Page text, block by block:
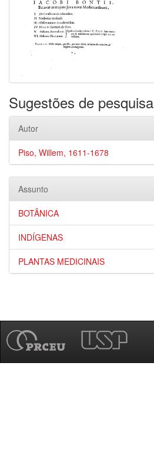
Sugestões de pesquisa
Autor
Piso, Willem, 1611-1678
Assunto
BOTÂNICA
INDÍGENAS
PLANTAS MEDICINAIS